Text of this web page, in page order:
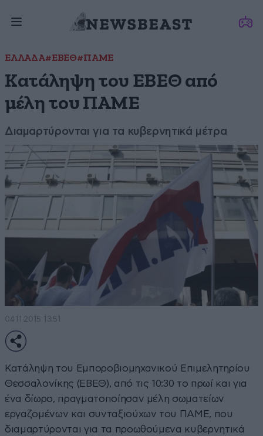
ΕΛΛΑΔΑ#ΕΒΕΘ#ΠΑΜΕ
Κατάληψη του ΕΒΕΘ από
μέλη του ΠΑΜΕ
Διαμαρτύρονται για τα κυβερνητικά μέτρα
04·11·2015 13:51
Κατάληψη του Εμποροβιομηχανικού Επιμελητηρίου
Θεσσαλονίκης (ΕΒΕΘ), από τις 10:30 το πρωί και για
ένα δίωρο, πραγματοποίησαν μέλη σωματείων
εργαζομένων και συνταξιούχων του ΠΑΜΕ, που
διαμαρτύρονται για τα προωθούμενα κυβερνητικά